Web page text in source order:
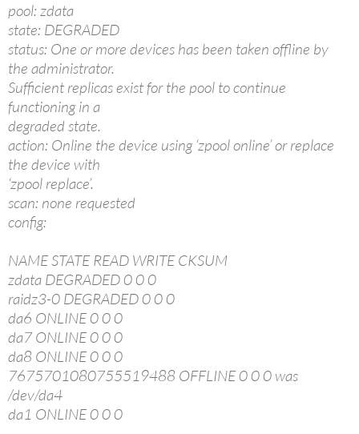
pool: zdata
state: DEGRADED
status: One or more devices has been taken offline by
the administrator.
Sufficient replicas exist for the pool to continue
functioning in a
degraded state.
action: Online the device using ‘zpool online’ or replace
the device with
‘zpool replace’.
scan: none requested
config:
NAME STATE READ WRITE CKSUM
zdata DEGRADED 0 0 0
raidz3-0 DEGRADED 0 0 0
da6 ONLINE 0 0 0
da7 ONLINE 0 0 0
da8 ONLINE 0 0 0
7675701080755519488 OFFLINE 0 0 0 was
/dev/da4
da1 ONLINE 0 0 0